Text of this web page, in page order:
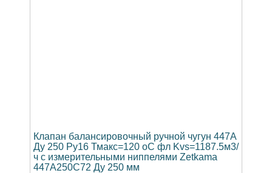
Клапан балансировочный ручной чугун 447A
Ду 250 Ру16 Тмакс=120 оС фл Kvs=1187.5м3/
ч с измерительными ниппелями Zetkama
447A250C72 Ду 250 мм